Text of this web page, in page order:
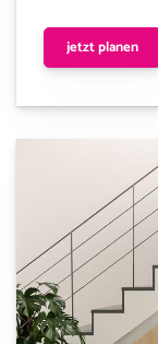
jetzt planen